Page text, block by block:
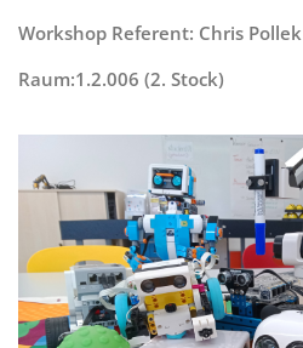
Workshop Referent: Chris Pollek
Raum:1.2.006 (2. Stock)